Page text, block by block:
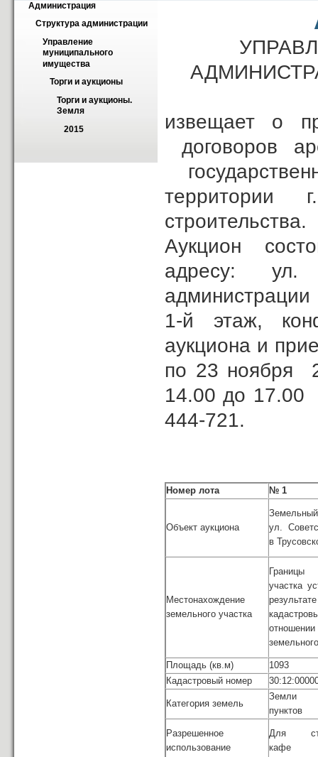
Администрация
Структура администрации
Управление
муниципального
имущества
Торги и аукционы
Торги и аукционы.
Земля
2015
извещает о
договоров
территории
строительства.
Аукцион
адресу: ул.
1-й этаж,
аукциона и
по 23 ноября
14.00 до 17.00
444-721.
Номер лота № 1
Объект аукциона
ул.
в
Местонахождение
земельного участка
Границы
участка
Площадь (кв.м)
1093
Кадастровый номер
Категория земель
Земли
пунктов
Разрешенное
использование
Для
кафе